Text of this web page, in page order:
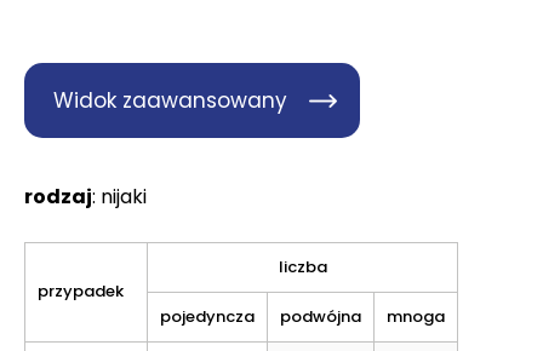
Widok zaawansowany
rodzaj: nijaki
przypadek
liczba
pojedyncza podwójna mnoga